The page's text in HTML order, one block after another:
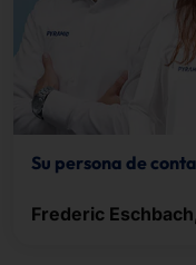
Su persona de
Frederic